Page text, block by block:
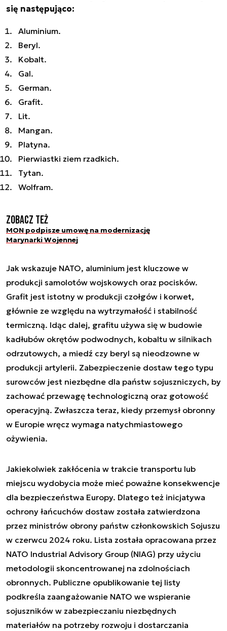
się następująco:
Aluminium.
Beryl.
Kobalt.
Gal.
German.
Grafit.
Lit.
Mangan.
Platyna.
Pierwiastki ziem rzadkich.
Tytan.
Wolfram.
Zobacz też
MON podpisze umowę na modernizację
Marynarki Wojennej
Jak wskazuje NATO, aluminium jest kluczowe w
produkcji samolotów wojskowych oraz pocisków.
Grafit jest istotny w produkcji czołgów i korwet,
głównie ze względu na wytrzymałość i stabilność
termiczną. Idąc dalej, grafitu używa się w budowie
kadłubów okrętów podwodnych, kobaltu w silnikach
odrzutowych, a miedź czy beryl są nieodzowne w
produkcji artylerii. Zabezpieczenie dostaw tego typu
surowców jest niezbędne dla państw sojuszniczych, by
zachować przewagę technologiczną oraz gotowość
operacyjną. Zwłaszcza teraz, kiedy przemysł obronny
w Europie wręcz wymaga natychmiastowego
ożywienia.
Jakiekolwiek zakłócenia w trakcie transportu lub
miejscu wydobycia może mieć poważne konsekwencje
dla bezpieczeństwa Europy. Dlatego też inicjatywa
ochrony łańcuchów dostaw została zatwierdzona
przez ministrów obrony państw członkowskich Sojuszu
w czerwcu 2024 roku. Lista została opracowana przez
NATO Industrial Advisory Group (NIAG) przy użyciu
metodologii skoncentrowanej na zdolnościach
obronnych. Publiczne opublikowanie tej listy
podkreśla zaangażowanie NATO we wspieranie
sojuszników w zabezpieczaniu niezbędnych
materiałów na potrzeby rozwoju i dostarczania